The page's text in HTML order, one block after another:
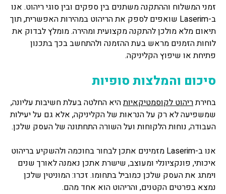
זמני המשלוח וההתקנה משתנים בין ספקים ובין סוגי ריהוט. אנו
ב-Laserim שואפים לספק את הריהוט במהירות האפשרית, תוך
תיאום מלא מולכן להתקנה מקצועית ומהירה. מומלץ לבדוק את
לוחות הזמנים מראש בעת ההזמנה ולהתחשב בכך בתכנון
פתיחת או שיפוץ הקליניקה.
סיכום והמלצות סופיות
בחירתריהוט לקוסמטיקאיותהיא החלטה בעלת חשיבות עליונה,
שמשפיעה לא רק על הנראות של הקליניקה, אלא גם על יעילות
העבודה, נוחות הלקוחות ועל השורה התחתונה של העסק שלכן.
אנו ב-Laserim מזמינים אתכן לבחור בחוכמה ולהשקיע בריהוט
איכותי, פונקציונלי ומעוצב, שישרת אתכן נאמנה לאורך שנים
וימתג את העסק שלכן כמוביל בתחומו. זכרו: המוניטין שלכן
נמצא בפרטים הקטנים, והריהוט הוא אחד מהם.